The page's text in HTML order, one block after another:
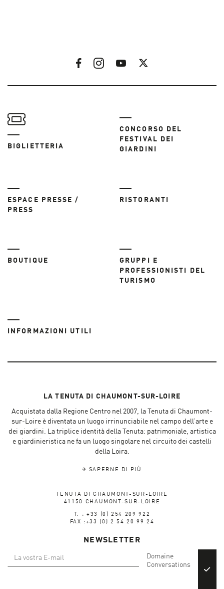
BIGLIETTERIA
CONCORSO DEL
FESTIVAL DEI
GIARDINI
ESPACE PRESSE /
PRESS
RISTORANTI
BOUTIQUE
GRUPPI E
PROFESSIONISTI DEL
TURISMO
INFORMAZIONI UTILI
LA TENUTA DI CHAUMONT-SUR-LOIRE
Acquistata dalla Regione Centro nel 2007, la Tenuta di Chaumont-
sur-Loire è diventata un luogo irrinunciabile nel campo dell’arte e
dei giardini. La triplice identità della Tenuta: patrimoniale, artistica
e giardinieristica ne fa un luogo singolare nel circuito dei castelli
della Loira.
SAPERNE DI PIÙ
TENUTA DI CHAUMONT-SUR-LOIRE
41150 CHAUMONT-SUR-LOIRE
T. : +33 (0) 254 209 922
FAX :+33 (0) 2 54 20 99 24
NEWSLETTER